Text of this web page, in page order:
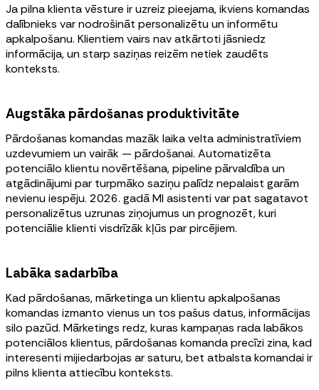
Ja pilna klienta vēsture ir uzreiz pieejama, ikviens komandas
dalībnieks var nodrošināt personalizētu un informētu
apkalpošanu. Klientiem vairs nav atkārtoti jāsniedz
informācija, un starp saziņas reizēm netiek zaudēts
konteksts.
Augstāka pārdošanas produktivitāte
Pārdošanas komandas mazāk laika velta administratīviem
uzdevumiem un vairāk — pārdošanai. Automatizēta
potenciālo klientu novērtēšana, pipeline pārvaldība un
atgādinājumi par turpmāko saziņu palīdz nepalaist garām
nevienu iespēju. 2026. gadā MI asistenti var pat sagatavot
personalizētus uzrunas ziņojumus un prognozēt, kuri
potenciālie klienti visdrīzāk kļūs par pircējiem.
Labāka sadarbība
Kad pārdošanas, mārketinga un klientu apkalpošanas
komandas izmanto vienus un tos pašus datus, informācijas
silo pazūd. Mārketings redz, kuras kampaņas rada labākos
potenciālos klientus, pārdošanas komanda precīzi zina, kad
interesenti mijiedarbojas ar saturu, bet atbalsta komandai ir
pilns klienta attiecību konteksts.